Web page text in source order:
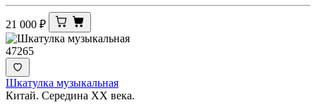
21 000 ₽
47265
Шкатулка музыкальная
Китай. Середина ХХ века.